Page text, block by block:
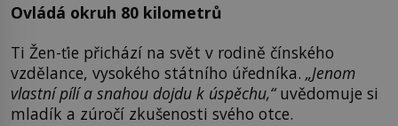
Ovládá okruh 80 kilometrů
Ti Žen-ťie přichází na svět v rodině čínského
vzdělance, vysokého státního úředníka. „Jenom
vlastní pílí a snahou dojdu k úspěchu,“uvědomuje si
mladík a zúročí zkušenosti svého otce.